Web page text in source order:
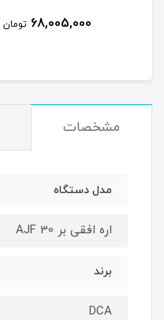
68,005,000 تومان
مشخصات
مدل دستگاه
اره افقی بر AJF 30
برند
DCA